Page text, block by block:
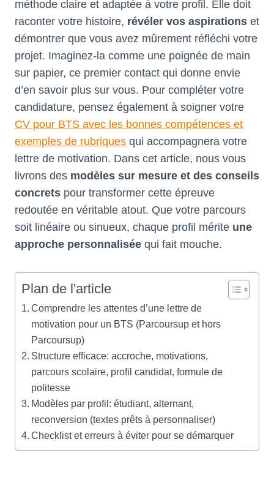
méthode claire et adaptée à votre profil. Elle doit
raconter votre histoire, révéler vos aspirations et
démontrer que vous avez mûrement réfléchi votre
projet. Imaginez-la comme une poignée de main
sur papier, ce premier contact qui donne envie
d’en savoir plus sur vous. Pour compléter votre
candidature, pensez également à soigner votre
CV pour BTS avec les bonnes compétences et
exemples de rubriques qui accompagnera votre
lettre de motivation. Dans cet article, nous vous
livrons des modèles sur mesure et des conseils
concrets pour transformer cette épreuve
redoutée en véritable atout. Que votre parcours
soit linéaire ou sinueux, chaque profil mérite une
approche personnalisée qui fait mouche.
Plan de l'article
Comprendre les attentes d’une lettre de
motivation pour un BTS (Parcoursup et hors
Parcoursup)
Structure efficace: accroche, motivations,
parcours scolaire, profil candidat, formule de
politesse
Modèles par profil: étudiant, alternant,
reconversion (textes prêts à personnaliser)
Checklist et erreurs à éviter pour se démarquer